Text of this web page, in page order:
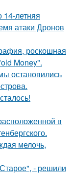
14-летняя
атаки Дронов
роскошная
Money".
остановились
в
мелочь,
- решили